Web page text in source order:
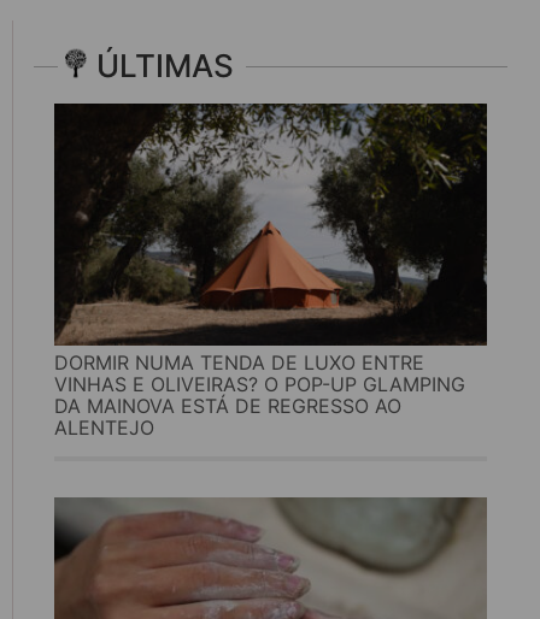
ÚLTIMAS
DORMIR NUMA TENDA DE LUXO ENTRE
VINHAS E OLIVEIRAS? O POP-UP GLAMPING
DA MAINOVA ESTÁ DE REGRESSO AO
ALENTEJO